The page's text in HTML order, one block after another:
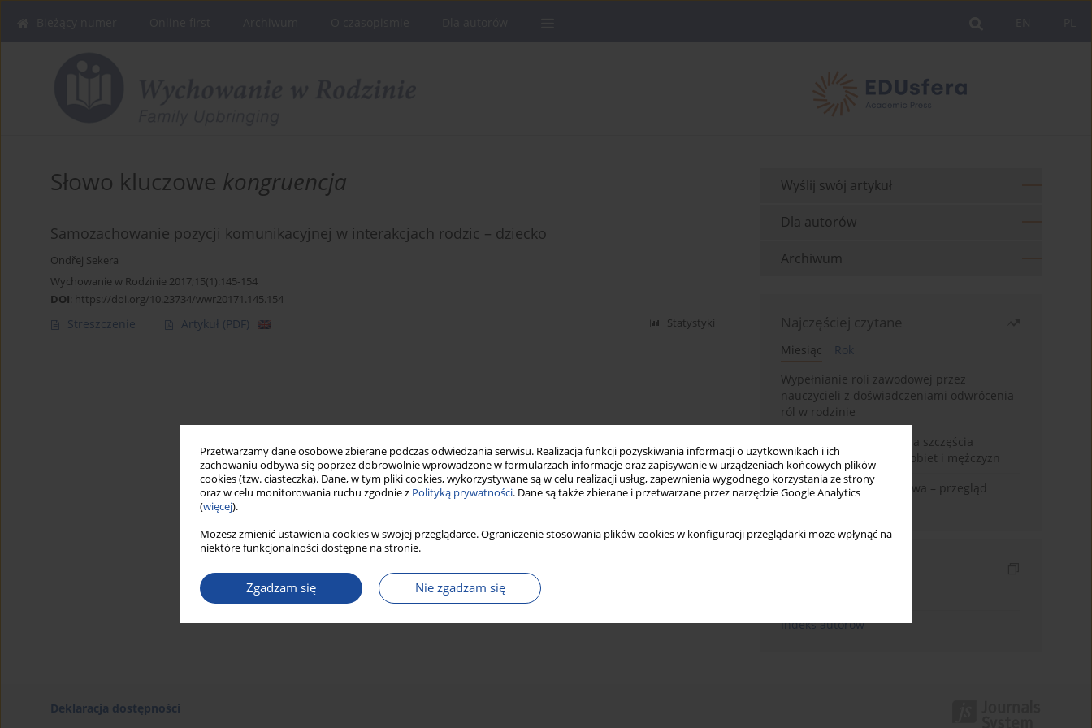
Przetwarzamy dane osobowe zbierane podczas odwiedzania serwisu. Realizacja funkcji pozyskiwania informacji o użytkownikach i ich
zachowaniu odbywa się poprzez dobrowolnie wprowadzone w formularzach informacje oraz zapisywanie w urządzeniach końcowych plików
cookies (tzw. ciasteczka). Dane, w tym pliki cookies, wykorzystywane są w celu realizacji usług, zapewnienia wygodnego korzystania ze strony
oraz w celu monitorowania ruchu zgodnie z Polityką prywatności. Dane są także zbierane i przetwarzane przez narzędzie Google Analytics
(więcej).
Możesz zmienić ustawienia cookies w swojej przeglądarce. Ograniczenie stosowania plików cookies w konfiguracji przeglądarki może wpłynąć na
niektóre funkcjonalności dostępne na stronie.
Zgadzam się Nie zgadzam się
Słowo kluczowe kongruencja
Samozachowanie pozycji komunikacyjnej w interakcjach rodzic – dziecko
Ondřej Sekera
Wychowanie w Rodzinie 2017;15(1):145-154
DOI: https://doi.org/10.23734/wwr20171.145.154
Streszczenie Artykuł (PDF) Statystyki
Wyślij swój artykuł
Dla autorów
Archiwum
Najczęściej czytane
Miesiąc
Rok
Wypełnianie roli zawodowej przez
nauczycieli z doświadczeniami odwrócenia
ról w rodzinie
Uwarunkowania poczucia szczęścia
małżeńskiego w opinii kobiet i mężczyzn
Zadowolenie z małżeństwa – przegląd
badań
Indeks autorów
Deklaracja dostępności